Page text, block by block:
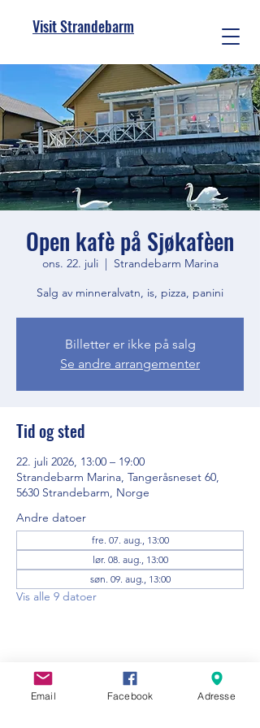
Visit Strandebarm
Open kafè på Sjøkafèen
ons. 22. juli
  |
Strandebarm Marina
Salg av minneralvatn, is, pizza, panini
Billetter er ikke på salg
Se andre arrangementer
Tid og sted
22. juli 2026, 13:00 – 19:00
Strandebarm Marina, Tangeråsneset 60,
5630 Strandebarm, Norge
Andre datoer
fre. 07. aug., 13:00
lør. 08. aug., 13:00
søn. 09. aug., 13:00
Vis alle 9 datoer
Del dette arrangementet
Email Facebook Adresse